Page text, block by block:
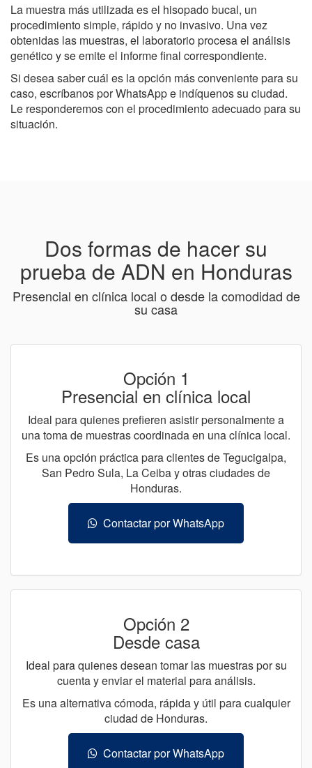
La muestra más utilizada es el hisopado bucal, un
procedimiento simple, rápido y no invasivo. Una vez
obtenidas las muestras, el laboratorio procesa el análisis
genético y se emite el informe final correspondiente.
Si desea saber cuál es la opción más conveniente para su
caso, escríbanos por WhatsApp e indíquenos su ciudad.
Le responderemos con el procedimiento adecuado para su
situación.
Dos formas de hacer su
prueba de ADN en Honduras
Presencial en clínica local o desde la comodidad de
su casa
Opción 1
Presencial en clínica local
Ideal para quienes prefieren asistir personalmente a
una toma de muestras coordinada en una clínica local.
Es una opción práctica para clientes de Tegucigalpa,
San Pedro Sula, La Ceiba y otras ciudades de
Honduras.
Contactar por WhatsApp
Opción 2
Desde casa
Ideal para quienes desean tomar las muestras por su
cuenta y enviar el material para análisis.
Es una alternativa cómoda, rápida y útil para cualquier
ciudad de Honduras.
Contactar por WhatsApp